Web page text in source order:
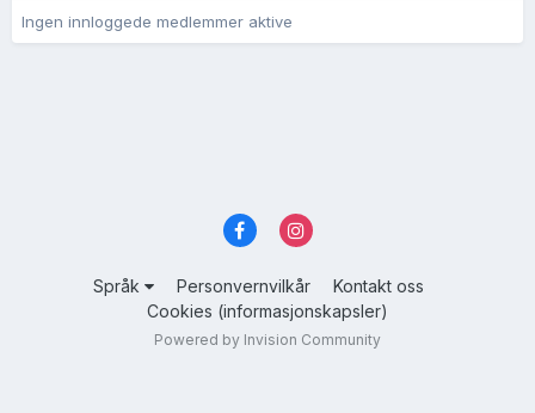
Ingen innloggede medlemmer aktive
Språk Personvernvilkår
Kontakt oss
Cookies (informasjonskapsler)
Powered by Invision Community